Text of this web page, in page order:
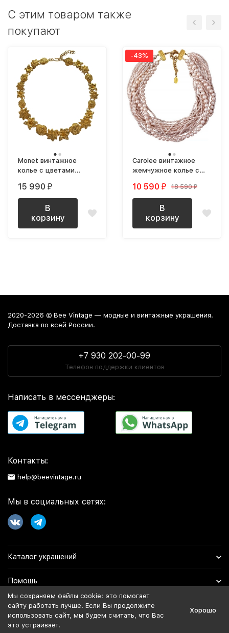
C этим товаром также
покупают
Monet винтажное
колье с цветами
15 990 ₽
В
корзину
-43%
Carolee винтажное
жемчужное колье с
новое (NOS)
10 590 ₽ 18 590 ₽
В
корзину
2020-2026 © Bee Vintage — модные и винтажные украшения.
Доставка по всей России.
+7 930 202-00-99
Телефон поддержки клиентов
Написать в мессенджеры:
Контакты:
help@beevintage.ru
Мы в социальных сетях:
Каталог украшений
Помощь
Информация
Мы сохраняем файлы cookie: это помогает
сайту работать лучше. Если Вы продолжите
использовать сайт, мы будем считать, что Вас
это устраивает.
Хорошо